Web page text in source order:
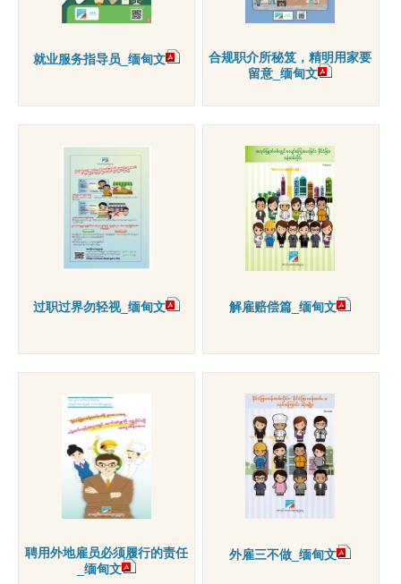
就业服务指导员_缅甸文
合规职介所秘笈，精明用家要
留意_缅甸文
过职过界勿轻视_缅甸文 解雇赔偿篇_缅甸文
聘用外地雇员必须履行的责任
_缅甸文
外雇三不做_缅甸文